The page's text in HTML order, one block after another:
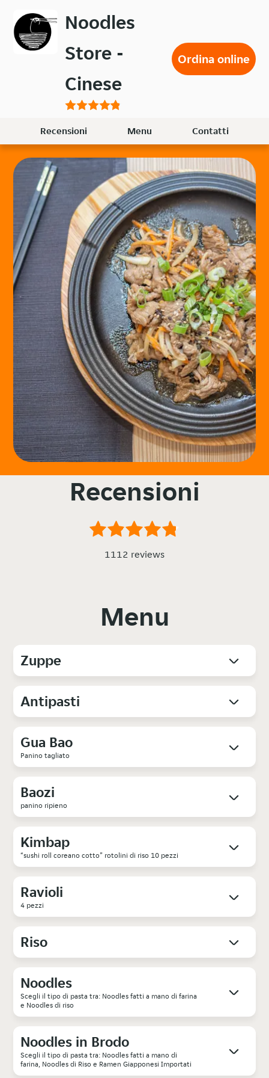
contenuto
principale
Noodles
Store -
Cinese
Ordina online
Recensioni Menu Contatti
Recensioni
1112 reviews
Menu
Zuppe
Antipasti
Gua Bao
Panino tagliato
Baozi
panino ripieno
Kimbap
“sushi roll coreano cotto” rotolini di riso 10 pezzi
Ravioli
4 pezzi
Riso
Noodles
Scegli il tipo di pasta tra: Noodles fatti a mano di farina
e Noodles di riso
Noodles in Brodo
Scegli il tipo di pasta tra: Noodles fatti a mano di
farina, Noodles di Riso e Ramen Giapponesi Importati